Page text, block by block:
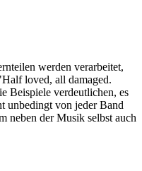
werden verarbeitet,
loved, all damaged.
Beispiele verdeutlichen, es
unbedingt von jeder Band
neben der Musik selbst auch